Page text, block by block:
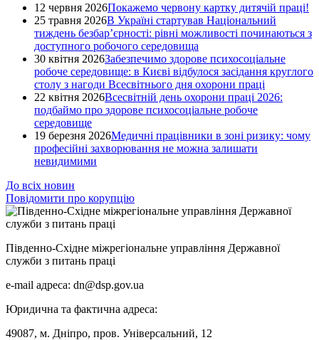
12 червня 2026Покажемо червону картку дитячій праці!
25 травня 2026В Україні стартував Національний
тиждень безбар’єрності: рівні можливості починаються з
доступного робочого середовища
30 квітня 2026Забезпечимо здорове психосоціальне
робоче середовище: в Києві відбулося засідання круглого
столу з нагоди Всесвітнього дня охорони праці
22 квітня 2026Всесвітній день охорони праці 2026:
подбаймо про здорове психосоціальне робоче
середовище
19 березня 2026Медичні працівники в зоні ризику: чому
професійні захворювання не можна залишати
невидимими
До всіх новин
Повідомити про корупцію
Південно-Східне міжрегіональне управління Державної
служби з питань праці
e-mail адреса: dn@dsp.gov.ua
Юридична та фактична адреса:
49087, м. Дніпро, пров. Універсальний, 12